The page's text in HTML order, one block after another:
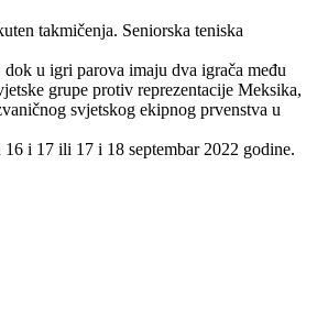
takmičenja. Seniorska teniska
u igri parova imaju dva igrača među
grupe protiv reprezentacije Meksika,
svjetskog ekipnog prvenstva u
i 17 ili 17 i 18 septembar 2022 godine.